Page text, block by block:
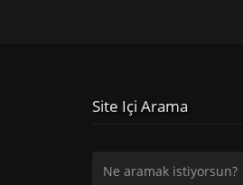
Site Içi Arama